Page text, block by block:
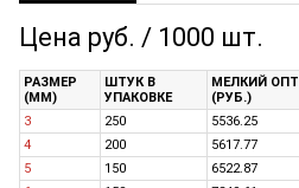
Цена руб. / 1000 шт.
РАЗМЕР
(ММ)
ШТУК В
УПАКОВКЕ
МЕЛКИЙ ОПТ
(РУБ.)
3
250 5536.25
4
200 5617.77
5
150 6522.87